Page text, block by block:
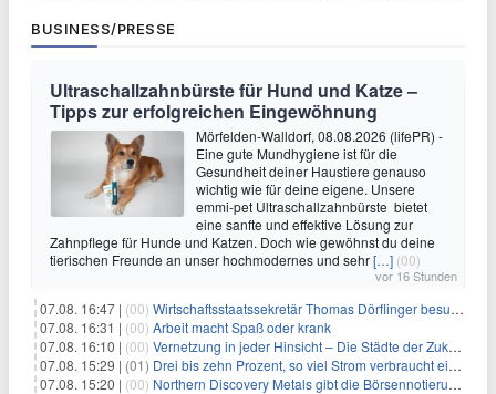
BUSINESS/PRESSE
Ultraschallzahnbürste für Hund und Katze –
Tipps zur erfolgreichen Eingewöhnung
Mörfelden-Walldorf, 08.08.2026 (lifePR) -
Eine gute Mundhygiene ist für die
Gesundheit deiner Haustiere genauso
wichtig wie für deine eigene. Unsere
emmi-pet Ultraschallzahnbürste bietet
eine sanfte und effektive Lösung zur
Zahnpflege für Hunde und Katzen. Doch wie gewöhnst du deine
tierischen Freunde an unser hochmodernes und sehr[…] (00)
vor 16 Stunden
07.08. 16:47 | (00) Wirtschaftsstaatssekretär Thomas Dörflinger besucht Handwerksbetrieb im Kammerbezirk Freiburg
07.08. 16:31 | (00) Arbeit macht Spaß oder krank
07.08. 16:10 | (00) Vernetzung in jeder Hinsicht – Die Städte der Zukunft sind grün-blau
07.08. 15:29 | (01) Drei bis zehn Prozent, so viel Strom verbraucht ein Aufzug im Gebäude
07.08. 15:20 | (00) Northern Discovery Metals gibt die Börsennotierung an der Frankfurter Wertpapierbörse bekannt